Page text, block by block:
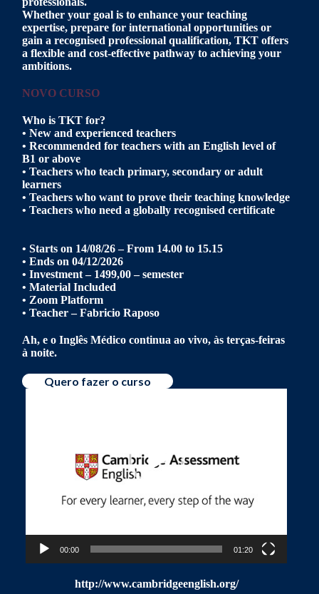
Whether your goal is to enhance your teaching
expertise, prepare for international opportunities or
gain a recognised professional qualification, TKT offers
a flexible and cost-effective pathway to achieving your
ambitions.
NOVO CURSO
Who is TKT for?
• New and experienced teachers
• Recommended for teachers with an English level of
B1 or above
• Teachers who teach primary, secondary or adult
learners
• Teachers who want to prove their teaching knowledge
• Teachers who need a globally recognised certificate
• Starts on 14/08/26 – From 14.00 to 15.15
• Ends on 04/12/2026
• Investment – 1499,00 – semester
• Material Included
• Zoom Platform
• Teacher – Fabricio Raposo
Ah, e o Inglês Médico continua ao vivo, às terças-feiras
à noite.
Quero fazer o curso
00:00 01:20
http://www.cambridgeenglish.org/